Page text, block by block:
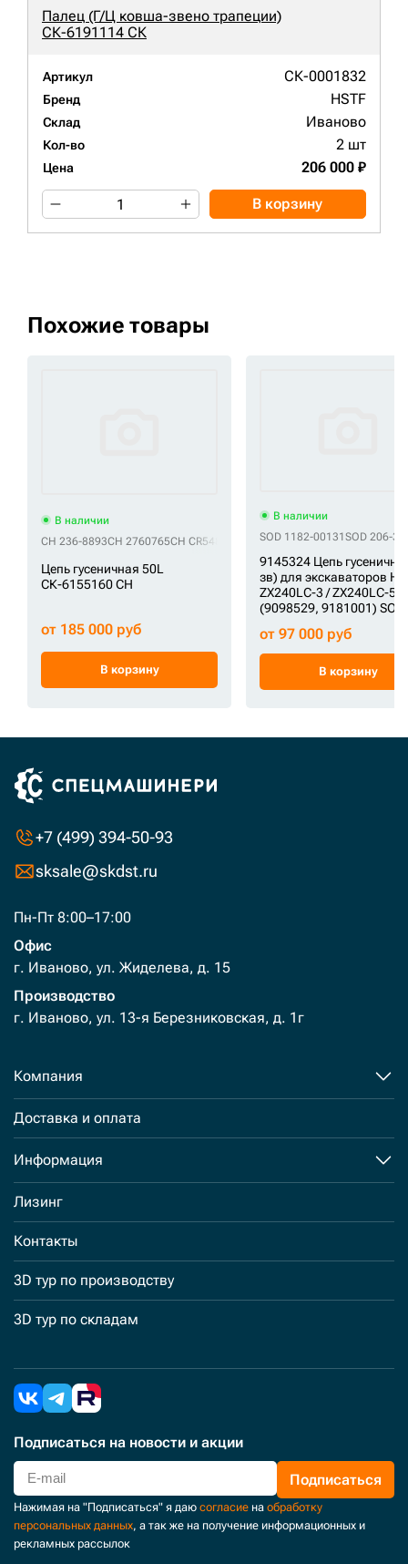
Палец (Г/Ц ковша-звено трапеции)
СК-6191114 СК
Артикул СК-0001832
Бренд HSTF
Склад Иваново
Кол-во 2 шт
Цена 206 000 ₽
В корзину
Похожие товары
В наличии
CH 236-8893CH 2760765CH CR5489/50 CH CR6296/50CH CR6296/52CH
Цепь гусеничная 50L
СК-6155160 CH
от 185 000 руб
В корзину
В наличии
SOD 1182-00131SOD 206-
9145324 Цепь
зв) для экскаваторов
ZX240LC-3 / ZX240LC-5G
(9098529, 9181001) SOD
от 97 000 руб
В корзину
+7 (499) 394-50-93
sksale@skdst.ru
Пн-Пт 8:00–17:00
Офис
г. Иваново, ул. Жиделева, д. 15
Производство
г. Иваново, ул. 13-я Березниковская, д. 1г
Компания
Доставка и оплата
Информация
Лизинг
Контакты
3D тур по производству
3D тур по складам
Подписаться на новости и акции
Подписаться
Нажимая на "Подписаться" я даю согласие на обработку
персональных данных, а так же на получение информационных и
рекламных рассылок